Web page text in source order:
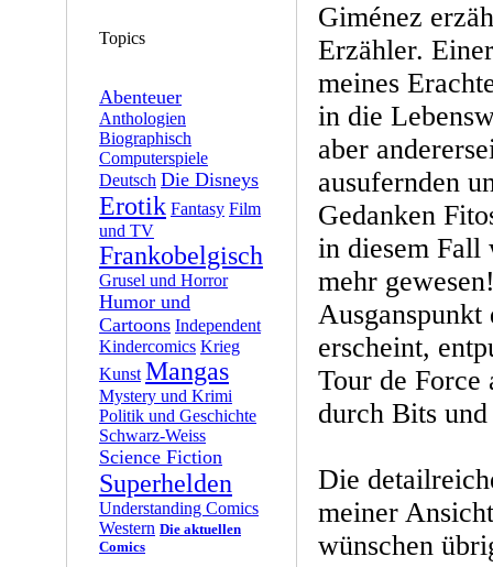
Topics
Abenteuer
Anthologien
Biographisch
Computerspiele
Deutsch Die Disneys
Erotik Fantasy Film
und TV
Frankobelgisch
Grusel und Horror
Humor und
Cartoons Independent
Kindercomics Krieg
Kunst Mangas
Mystery und Krimi
Politik und Geschichte
Schwarz-Weiss
Science Fiction
Superhelden
Understanding Comics
Western Die aktuellen
Comics
Giménez
Erzähler.
meines
in die
aber
ausufernden
Gedanken
in diesem
mehr
erscheint,
Tour de Force
durch Bits
Die
meiner
wünschen